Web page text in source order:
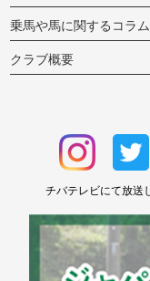
乗馬や馬に関するコラム
クラブ概要
チバテレビにて放送